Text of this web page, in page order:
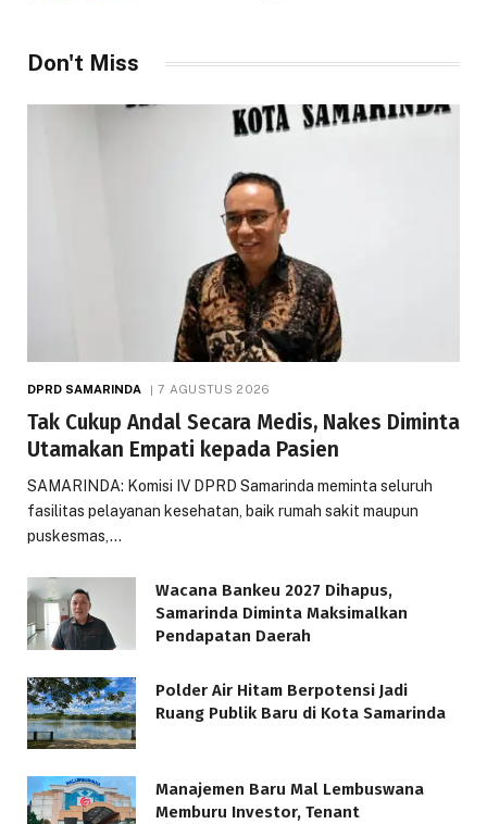
Don't Miss
DPRD SAMARINDA 7 AGUSTUS 2026
Tak Cukup Andal Secara Medis, Nakes Diminta
Utamakan Empati kepada Pasien
SAMARINDA: Komisi IV DPRD Samarinda meminta seluruh
fasilitas pelayanan kesehatan, baik rumah sakit maupun
puskesmas,…
Wacana Bankeu 2027 Dihapus,
Samarinda Diminta Maksimalkan
Pendapatan Daerah
Polder Air Hitam Berpotensi Jadi
Ruang Publik Baru di Kota Samarinda
Manajemen Baru Mal Lembuswana
Memburu Investor, Tenant